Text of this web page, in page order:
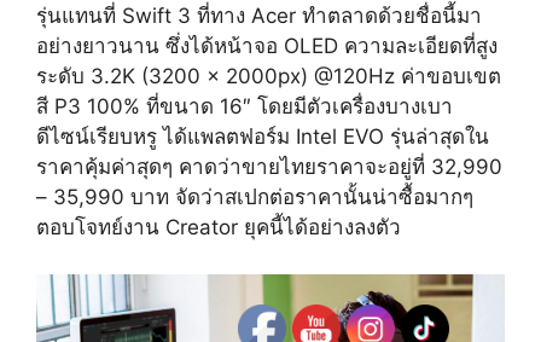
รุ่นแทนที่ Swift 3 ที่ทาง Acer ทำตลาดด้วยชื่อนี้มา
อย่างยาวนาน ซึ่งได้หน้าจอ OLED ความละเอียดที่สูง
ระดับ 3.2K (3200 x 2000px) @120Hz ค่าขอบเขต
สี P3 100% ที่ขนาด 16″ โดยมีตัวเครื่องบางเบา
ดีไซน์เรียบหรู ได้แพลตฟอร์ม Intel EVO รุ่นล่าสุดใน
ราคาคุ้มค่าสุดๆ คาดว่าขายไทยราคาจะอยู่ที่ 32,990
– 35,990 บาท จัดว่าสเปกต่อราคานั้นน่าซื้อมากๆ
ตอบโจทย์งาน Creator ยุคนี้ได้อย่างลงตัว